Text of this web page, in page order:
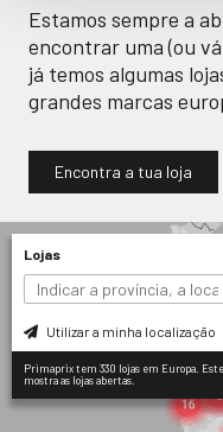
Estamos sempre a
encontrar uma (ou
já temos algumas
grandes marcas
Encontra a tua loja
Lojas
Utilizar a minha localização
Primaprix tem 330 lojas em Europa.
mostra as lojas abertas.